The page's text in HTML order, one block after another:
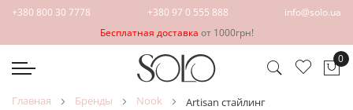
+380 800 30 7778 +380 97 0 555 888
info@solo.ua
Бесплатная доставка от 1000грн!
0
главная бренды nook artisan стайлинг